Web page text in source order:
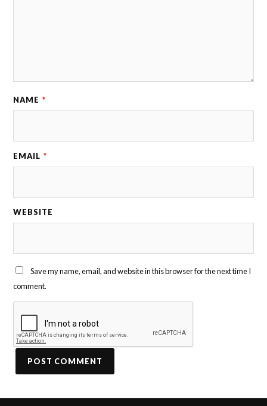
NAME *
EMAIL *
WEBSITE
Save my name, email, and website in this browser for the next time I
comment.